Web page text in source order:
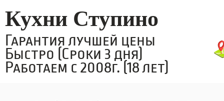
Кухни Ступино
Гарантия лучшей цены
Быстро (Сроки 3 дня)
Работаем с 2008г. (18 лет)